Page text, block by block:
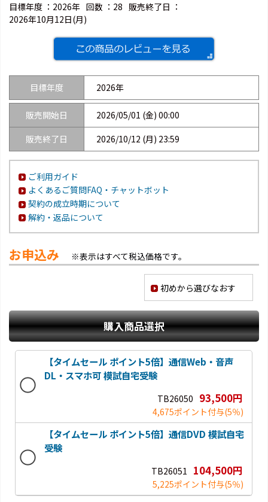
目標年度 ： 2026年 回数 ： 28 販売終了日 ：
2026年10月12日(月)
目標年度 2026年
販売開始日
2026/05/01 (金) 00:00
販売終了日
2026/10/12 (月) 23:59
ご利用ガイド
よくあるご質問FAQ・チャットボット
契約の成立時期について
解約・返品について
お申込み ※表示はすべて税込価格です。
初めから選びなおす
購入商品選択
【タイムセール ポイント5倍】通信Web・音声
DL・スマホ可 模試自宅受験
TB26050 93,500円
4,675ポイント付与(5％)
【タイムセール ポイント5倍】通信DVD 模試自宅
受験
TB26051 104,500円
5,225ポイント付与(5％)